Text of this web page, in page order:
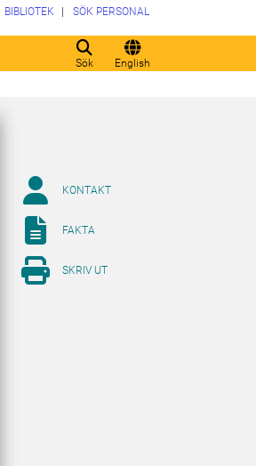
Sök English
BIBLIOTEK SÖK PERSONAL
KONTAKT
FAKTA
SKRIV UT